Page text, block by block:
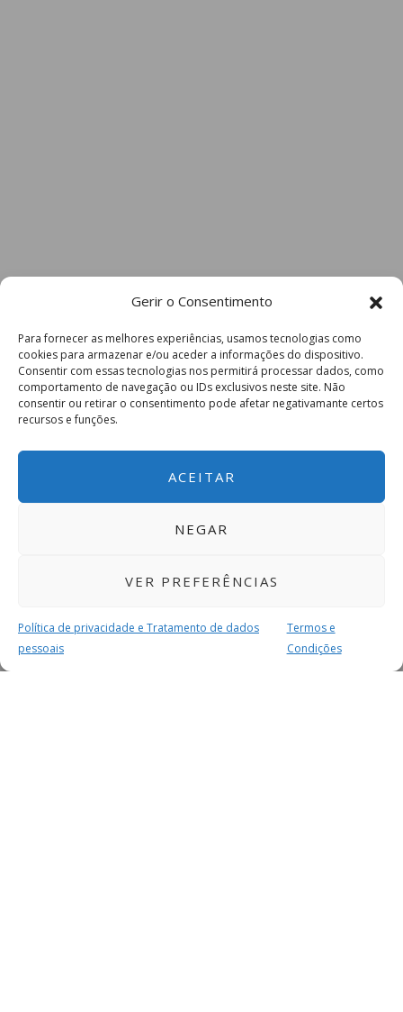
Gerir o Consentimento
Para fornecer as melhores experiências, usamos tecnologias como
cookies para armazenar e/ou aceder a informações do dispositivo.
Consentir com essas tecnologias nos permitirá processar dados, como
comportamento de navegação ou IDs exclusivos neste site. Não
consentir ou retirar o consentimento pode afetar negativamante certos
recursos e funções.
ACEITAR
NEGAR
VER PREFERÊNCIAS
Política de privacidade e Tratamento de dados
pessoais
Termos e
Condições